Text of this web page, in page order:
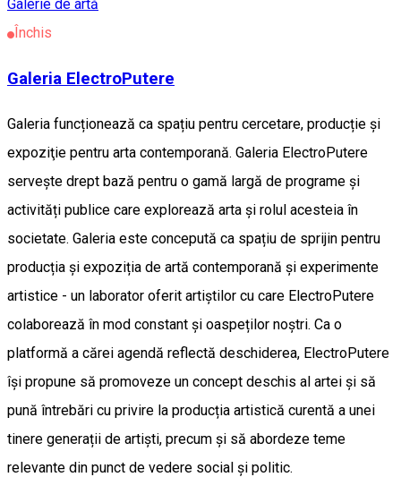
Galerie de artă
Închis
Galeria ElectroPutere
Galeria funcționează ca spațiu pentru cercetare, producție și
expoziţie pentru arta contemporană. Galeria ElectroPutere
servește drept bază pentru o gamă largă de programe și
activități publice care explorează arta și rolul acesteia în
societate. Galeria este concepută ca spațiu de sprijin pentru
producția și expoziția de artă contemporană și experimente
artistice - un laborator oferit artiștilor cu care ElectroPutere
colaborează în mod constant și oaspeților noștri. Ca o
platformă a cărei agendă reflectă deschiderea, ElectroPutere
își propune să promoveze un concept deschis al artei și să
pună întrebări cu privire la producția artistică curentă a unei
tinere generații de artiști, precum și să abordeze teme
relevante din punct de vedere social și politic.